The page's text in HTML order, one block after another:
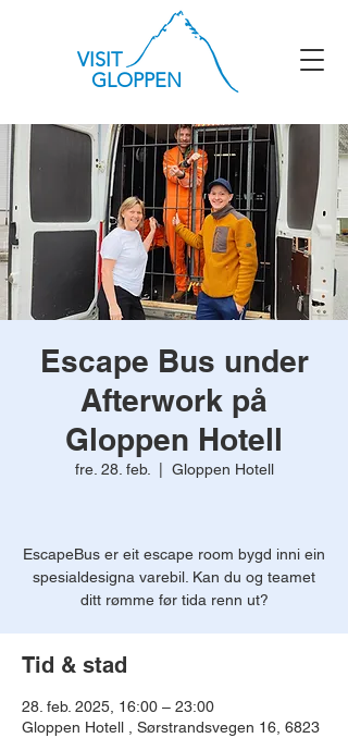
VISIT
GLOPPEN
Escape Bus under
Afterwork på
Gloppen Hotell
fre. 28. feb. Gloppen Hotell
EscapeBus er eit escape room bygd inni ein
spesialdesigna varebil. Kan du og teamet
ditt rømme før tida renn ut?
Tid & stad
28. feb. 2025, 16:00 – 23:00
Gloppen Hotell , Sørstrandsvegen 16, 6823